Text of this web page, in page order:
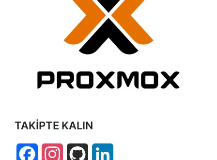
TAKİPTE KALIN
FacebookInstagramGitHub